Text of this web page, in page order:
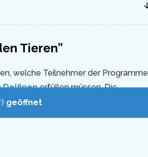
Tieren”
welche Teilnehmer der Programme
Delfinenerfüllen müssen. Die
Eintrittsticket ist für die
finden die allgemeinen
geöffnet